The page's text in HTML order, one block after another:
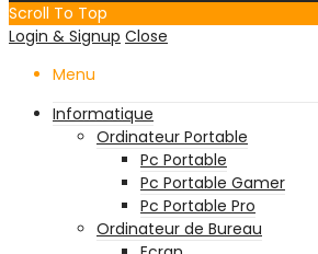
Scroll To Top
Login & Signup Close
Menu
Informatique
Ordinateur Portable
Pc Portable
Pc Portable Gamer
Pc Portable Pro
Ordinateur de Bureau